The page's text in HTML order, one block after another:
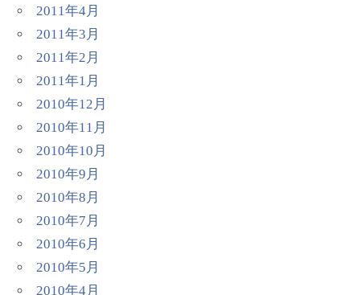
2011年4月
2011年3月
2011年2月
2011年1月
2010年12月
2010年11月
2010年10月
2010年9月
2010年8月
2010年7月
2010年6月
2010年5月
2010年4月